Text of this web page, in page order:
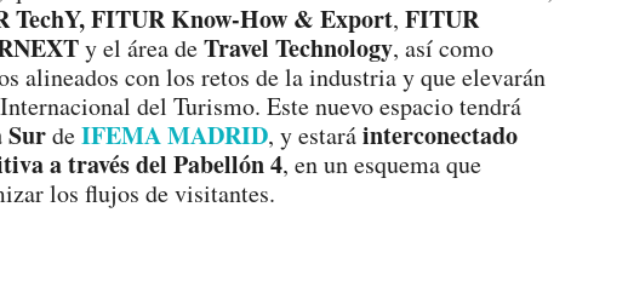
TechY, FITUR Know-How & Export, FITUR
y el área deTravel Technology, así como
alineados con los retos de la industria y que elevarán
del Turismo. Este nuevo espacio tendrá
SurdeIFEMA MADRID, y estaráinterconectado
a través del Pabellón4, en un esquema que
los flujos de visitantes.